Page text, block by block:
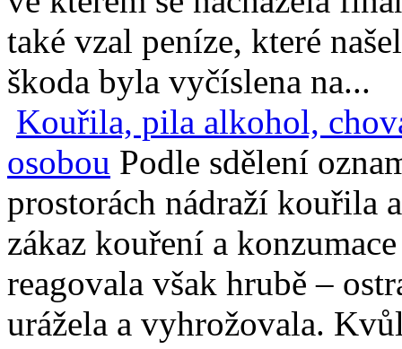
také vzal peníze, které
škoda byla vyčíslena na...
Kouřila, pila alkohol,
osobou Podle sdělení
prostorách nádraží kouřila
zákaz kouření a
reagovala však hrubě –
urážela a vyhrožovala.